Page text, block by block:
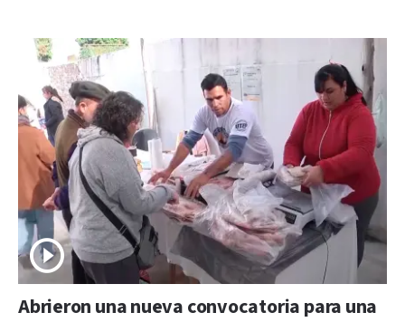
Abrieron una nueva convocatoria para una